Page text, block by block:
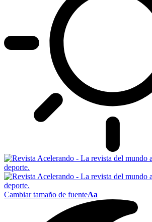
Cambiar tamaño de fuenteAa